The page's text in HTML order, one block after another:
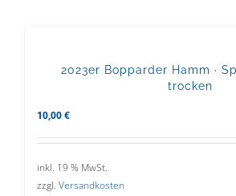
2023er Bopparder Hamm ·
trocken
10,00 €
inkl. 19 % MwSt.
zzgl. Versandkosten